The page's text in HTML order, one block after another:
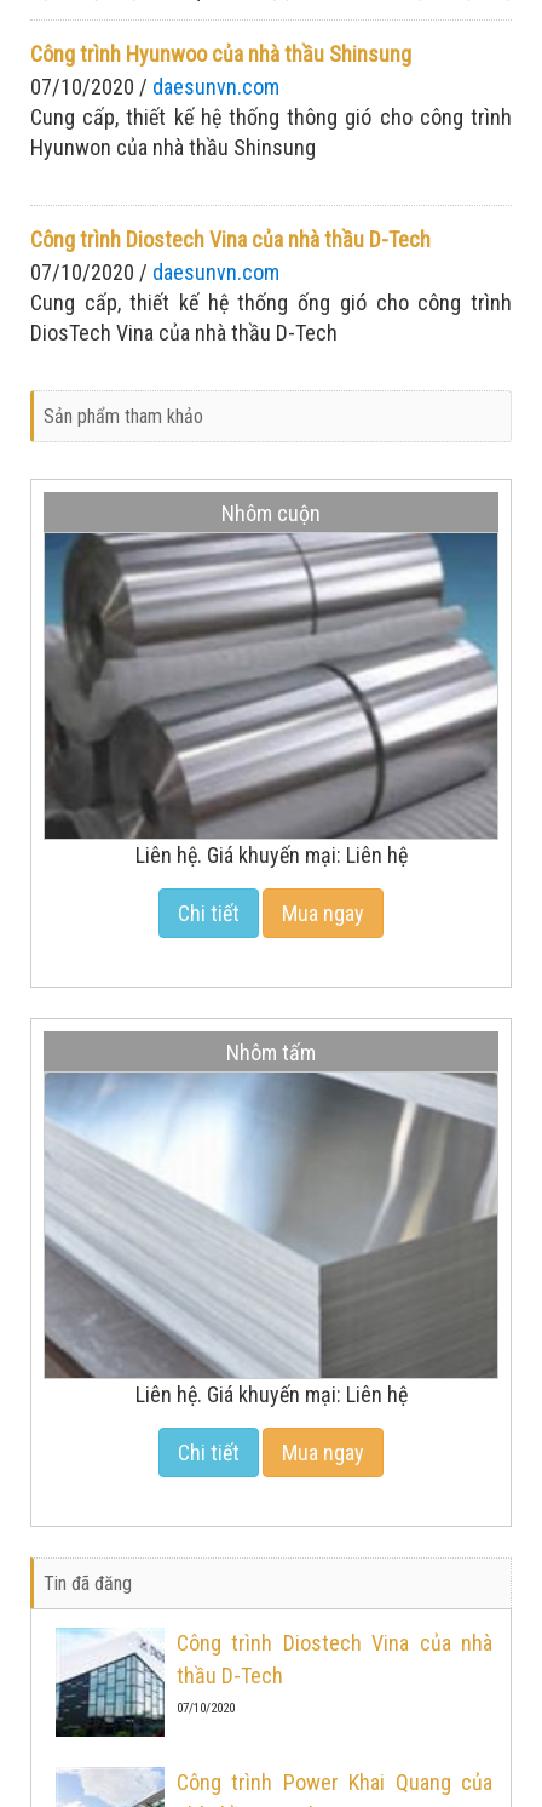
cao tinh thần: Chống dịch nghiêm túc - sản xuất tập
trung
Công trình Hyunwoo của nhà thầu Shinsung
07/10/2020 / daesunvn.com
Cung cấp, thiết kế hệ thống thông gió cho công trình
Hyunwon của nhà thầu Shinsung
Công trình Diostech Vina của nhà thầu D-Tech
07/10/2020 / daesunvn.com
Cung cấp, thiết kế hệ thống ống gió cho công trình
DiosTech Vina của nhà thầu D-Tech
Sản phẩm tham khảo
Nhôm cuộn
Liên hệ. Giá khuyến mại: Liên hệ
Chi tiết Mua ngay
Nhôm tấm
Liên hệ. Giá khuyến mại: Liên hệ
Chi tiết Mua ngay
Tin đã đăng
Công trình Diostech Vina của nhà
thầu D-Tech
07/10/2020
Công trình Power Khai Quang của